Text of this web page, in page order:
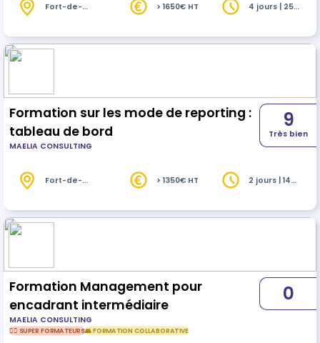
Fort-de-
> 1650€ HT
4 jours | 25
Formation sur les mode de reporting :
tableau de bord
MAELIA CONSULTING
9
Très bien
Fort-de-
> 1350€ HT
2 jours | 14
Formation Management pour
encadrant intermédiaire
MAELIA CONSULTING
🦸‍♀️ SUPER FORMATEURS👥 FORMATION COLLABORATIVE
0